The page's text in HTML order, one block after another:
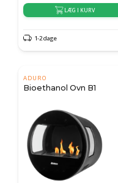
LÆG I KURV
1-2 dage
ADURO
Bioethanol Ovn B1